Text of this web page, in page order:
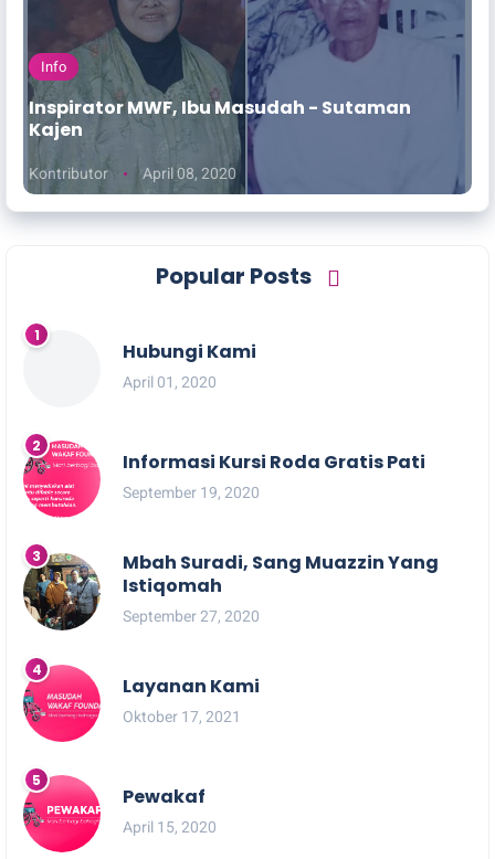
Info
Inspirator MWF, Ibu Masudah - Sutaman
Kajen
Kontributor April 08, 2020
Popular Posts
Hubungi Kami
April 01, 2020
Informasi Kursi Roda Gratis Pati
September 19, 2020
Mbah Suradi, Sang Muazzin Yang
Istiqomah
September 27, 2020
Layanan Kami
Oktober 17, 2021
Pewakaf
April 15, 2020